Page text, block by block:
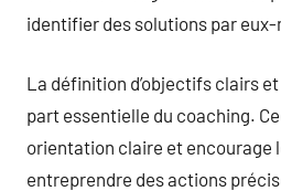
identifier des solutions par
La définition d’objectifs clairs
part essentielle du coaching.
orientation claire et encourage
entreprendre des actions